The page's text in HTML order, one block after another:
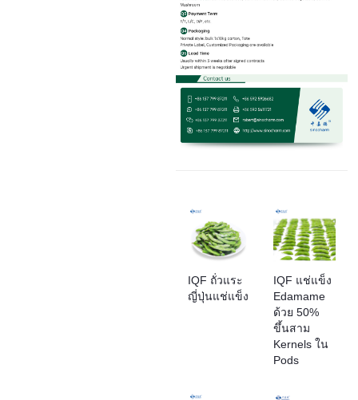
IQF ถั่วแระ
ญี่ปุ่นแช่แข็ง
IQF แช่แข็ง
Edamame
ด้วย 50%
ขึ้นสาม
Kernels ใน
Pods